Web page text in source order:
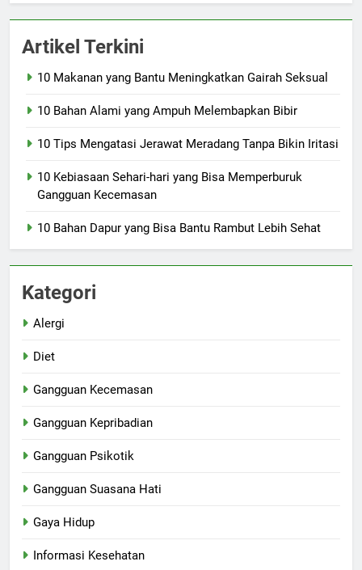
Artikel Terkini
10 Makanan yang Bantu Meningkatkan Gairah Seksual
10 Bahan Alami yang Ampuh Melembapkan Bibir
10 Tips Mengatasi Jerawat Meradang Tanpa Bikin Iritasi
10 Kebiasaan Sehari-hari yang Bisa Memperburuk
Gangguan Kecemasan
10 Bahan Dapur yang Bisa Bantu Rambut Lebih Sehat
Kategori
Alergi
Diet
Gangguan Kecemasan
Gangguan Kepribadian
Gangguan Psikotik
Gangguan Suasana Hati
Gaya Hidup
Informasi Kesehatan